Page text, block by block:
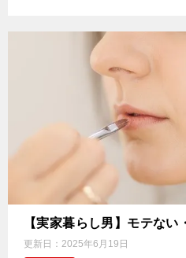
【実家暮らし男】モテない
更新日： 2025年6月19日